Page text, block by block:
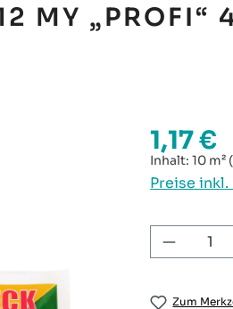
MY „PROFI“
Regulärer
1,17 €
Inhalt:10 m²
Preise
Zum